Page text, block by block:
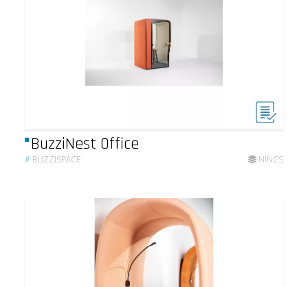
BuzziNest Office
# BUZZISPACE NINCS